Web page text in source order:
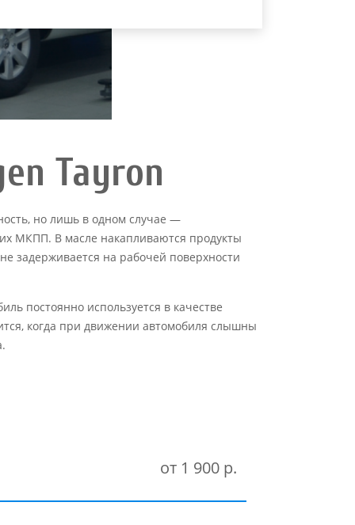
Tayron
но лишь в одном случае —
МКПП. В масле накапливаются продукты
задерживается на рабочей поверхности
постоянно используется в качестве
когда при движении автомобиля слышны
от 1 900 р.